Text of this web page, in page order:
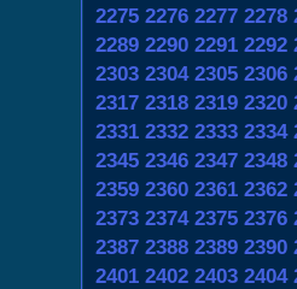
2275 2276 2277 2278
2289 2290 2291 2292
2303 2304 2305 2306
2317 2318 2319 2320
2331 2332 2333 2334
2345 2346 2347 2348
2359 2360 2361 2362
2373 2374 2375 2376
2387 2388 2389 2390
2401 2402 2403 2404